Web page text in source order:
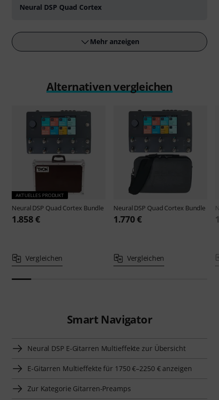
Neural DSP Quad Cortex
Mehr anzeigen
Alternativen vergleichen
AKTUELLES PRODUKT
Neural DSP Quad Cortex Bundle
1.858 €
Vergleichen
Neural DSP Quad Cortex Bundle
1.770 €
Vergleichen
Smart Navigator
Neural DSP E-Gitarren Multieffekte zur Übersicht
E-Gitarren Multieffekte für 1750 €–2250 € anzeigen
Zur Kategorie Gitarren-Preamps